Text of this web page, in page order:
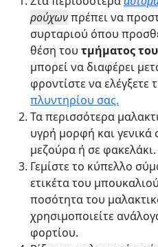
ρούχωνπρέπει να
συρταριού όπου
θέση του τμήματος
μπορεί να διαφέρει
φροντίστε να ελέγξετε
πλυντηρίου σας.
Τα περισσότερα
υγρή μορφή και
μεζούρα ή σε φακελάκι.
Γεμίστε το κύπελλο
ετικέτα του
ποσότητα του
χρησιμοποιείτε
φορτίου.